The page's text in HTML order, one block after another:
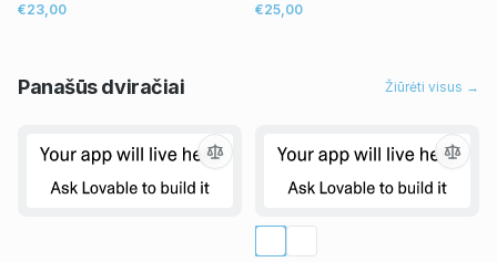
€23,00 €25,00
Panašūsdviračiai Žiūrėti visus →